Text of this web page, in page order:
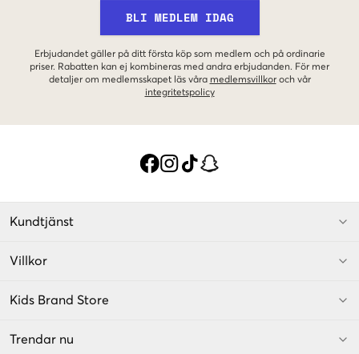
BLI MEDLEM IDAG
Erbjudandet gäller på ditt första köp som medlem och på ordinarie
priser. Rabatten kan ej kombineras med andra erbjudanden. För mer
detaljer om medlemsskapet läs våra medlemsvillkor och vår
integritetspolicy
Kundtjänst
Villkor
Kids Brand Store
Trendar nu